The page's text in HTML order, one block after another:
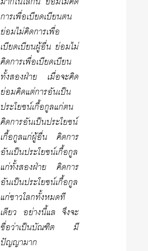
การเพื่อเบียดเบียนตน
ย่อมไม่คิดการเพื่อ
เบียดเบียนผู้อื่น ย่อมไม่
คิดการเพื่อเบียดเบียน
ทั้งสองฝ่าย เมื่อจะคิด
ย่อมคิดแต่การอันเป็น
ประโยชน์เกื้อกูลแก่ตน
คิดการอันเป็นประโยชน์
เกื้อกูลแก่ผู้อื่น คิดการ
อันเป็นประโยชน์เกื้อกูล
แก่ทั้งสองฝ่าย คิดการ
อันเป็นประโยชน์เกื้อกูล
แก่ชาวโลกทั้งหมดที
เดียว อย่างนี้แล จึงจะ
ชื่อว่าเป็นบัณฑิต มี
ปัญญามาก